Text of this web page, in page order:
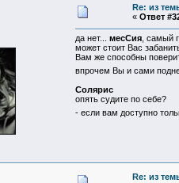
Re: из
« Ответ
да нет... месСия, самый
может стоит Вас
Вам же способны
впрочем Вы и сами
Солярис
опять судите по себе?
- если вам доступно
Re: из